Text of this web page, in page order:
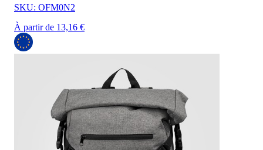
SKU: OFM0N2
À partir de 13,16 €